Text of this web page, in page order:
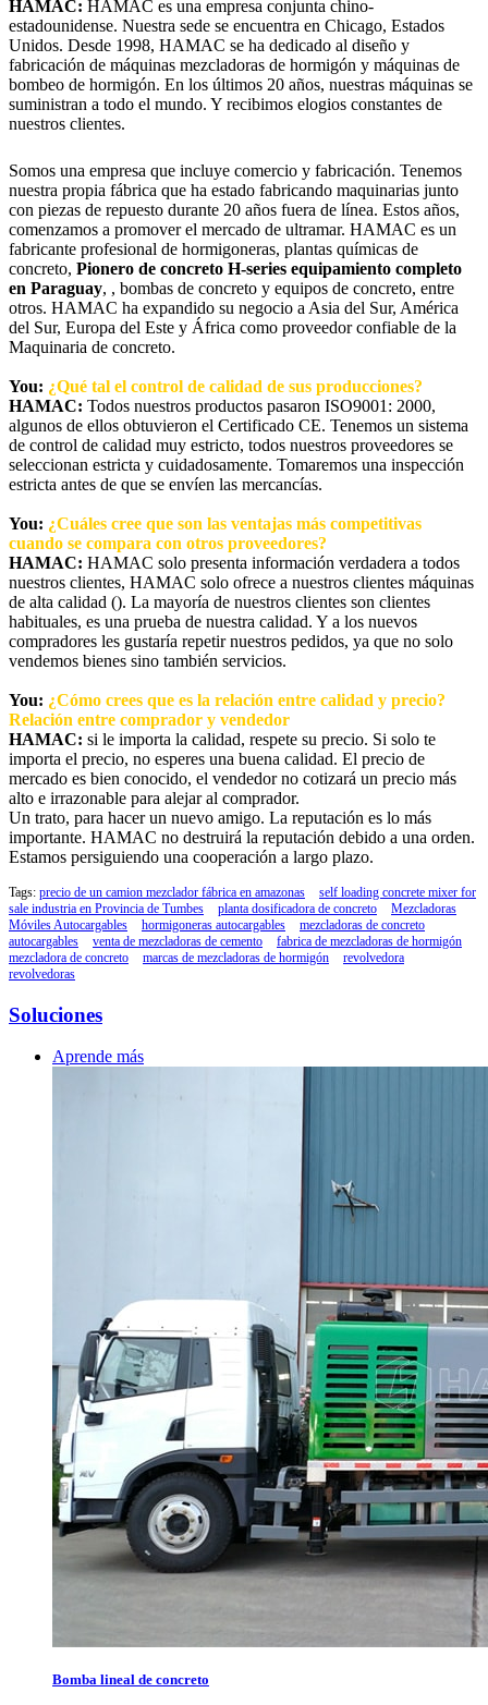
HAMAC: HAMAC es una empresa conjunta chino-
estadounidense. Nuestra sede se encuentra en Chicago, Estados
Unidos. Desde 1998, HAMAC se ha dedicado al diseño y
fabricación de máquinas mezcladoras de hormigón y máquinas de
bombeo de hormigón. En los últimos 20 años, nuestras máquinas se
suministran a todo el mundo. Y recibimos elogios constantes de
nuestros clientes.
Somos una empresa que incluye comercio y fabricación. Tenemos
nuestra propia fábrica que ha estado fabricando maquinarias junto
con piezas de repuesto durante 20 años fuera de línea. Estos años,
comenzamos a promover el mercado de ultramar. HAMAC es un
fabricante profesional de hormigoneras, plantas químicas de
concreto, Pionero de concreto H-series equipamiento completo
en Paraguay, , bombas de concreto y equipos de concreto, entre
otros. HAMAC ha expandido su negocio a Asia del Sur, América
del Sur, Europa del Este y África como proveedor confiable de la
Maquinaria de concreto.
You: ¿Qué tal el control de calidad de sus producciones?
HAMAC: Todos nuestros productos pasaron ISO9001: 2000,
algunos de ellos obtuvieron el Certificado CE. Tenemos un sistema
de control de calidad muy estricto, todos nuestros proveedores se
seleccionan estricta y cuidadosamente. Tomaremos una inspección
estricta antes de que se envíen las mercancías.
You: ¿Cuáles cree que son las ventajas más competitivas
cuando se compara con otros proveedores?
HAMAC: HAMAC solo presenta información verdadera a todos
nuestros clientes, HAMAC solo ofrece a nuestros clientes máquinas
de alta calidad (). La mayoría de nuestros clientes son clientes
habituales, es una prueba de nuestra calidad. Y a los nuevos
compradores les gustaría repetir nuestros pedidos, ya que no solo
vendemos bienes sino también servicios.
You: ¿Cómo crees que es la relación entre calidad y precio?
Relación entre comprador y vendedor
HAMAC: si le importa la calidad, respete su precio. Si solo te
importa el precio, no esperes una buena calidad. El precio de
mercado es bien conocido, el vendedor no cotizará un precio más
alto e irrazonable para alejar al comprador.
Un trato, para hacer un nuevo amigo. La reputación es lo más
importante. HAMAC no destruirá la reputación debido a una orden.
Estamos persiguiendo una cooperación a largo plazo.
Tags: precio de un camion mezclador fábrica en amazonas
self loading concrete mixer for
sale industria en Provincia de Tumbes
planta dosificadora de concreto
Mezcladoras
Móviles Autocargables
hormigoneras autocargables
mezcladoras de concreto
autocargables
venta de mezcladoras de cemento
fabrica de mezcladoras de hormigón
mezcladora de concreto
marcas de mezcladoras de hormigón
revolvedora
revolvedoras
Soluciones
Aprende más
Bomba lineal de concreto